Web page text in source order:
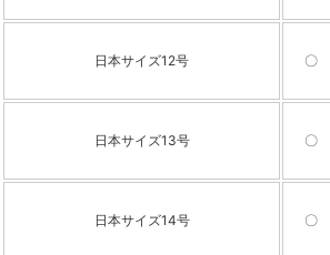
日本サイズ12号 〇
日本サイズ13号 〇
日本サイズ14号 〇